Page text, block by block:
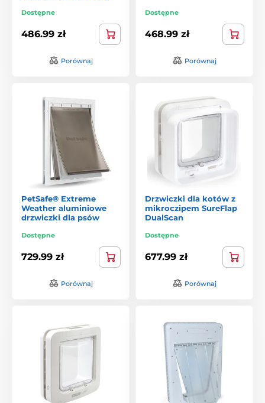
Dostępne
486.99 zł
Porównaj
Dostępne
468.99 zł
Porównaj
PetSafe® Extreme
Weather aluminiowe
drzwiczki dla psów
Dostępne
729.99 zł
Porównaj
Drzwiczki dla kotów z
mikroczipem SureFlap
DualScan
Dostępne
677.99 zł
Porównaj